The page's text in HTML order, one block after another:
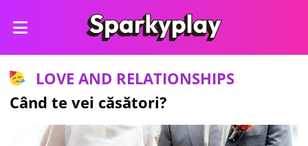
LOVE AND RELATIONSHIPS
Când te vei căsători?